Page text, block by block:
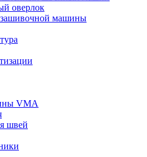
оверлок
машины
VMA
швей